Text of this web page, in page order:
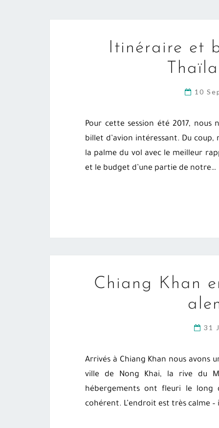
Itinéraire et
10
Pour cette session été 2017,
billet d’avion intéressant. Du
la palme du vol avec le meilleur
et le budget d’une partie de notre…
Chiang Khan
31
Arrivés à Chiang Khan nous avons
ville de Nong Khai, la rive du
hébergements ont fleuri le long
cohérent. L’endroit est très calme